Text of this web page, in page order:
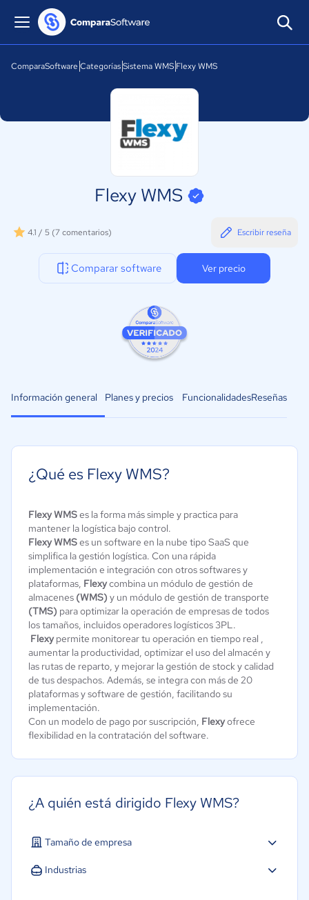
ComparaSoftware CategoríasSistema WMS Flexy WMS
Flexy WMS
4.1 / 5 (7 comentarios) Escribir reseña
Comparar software Ver precio
Información general Planes y precios FuncionalidadesReseñas
¿Qué es Flexy WMS?
Flexy WMSes la forma más simple y practica para
mantener la logística bajo control.
Flexy WMSes un software en la nube tipo SaaS que
simplifica la gestión logística. Con una rápida
implementación e integración con otros softwares y
plataformas, Flexycombina un módulo de gestión de
almacenes (WMS) y un módulo de gestión de transporte
(TMS) para optimizar la operación de empresas de todos
los tamaños, incluidos operadores logísticos 3PL.
Flexy permite monitorear tu operación en tiempo real ,
aumentar la productividad, optimizar el uso del almacén y
las rutas de reparto, y mejorar la gestión de stock y calidad
de tus despachos. Además, se integra con más de 20
plataformas y software de gestión, facilitando su
implementación.
Con un modelo de pago por suscripción, Flexyofrece
flexibilidad en la contratación del software.
¿A quién está dirigido Flexy WMS?
Tamaño de empresa
Micro: 1 a 9 trabajadores
Industrias